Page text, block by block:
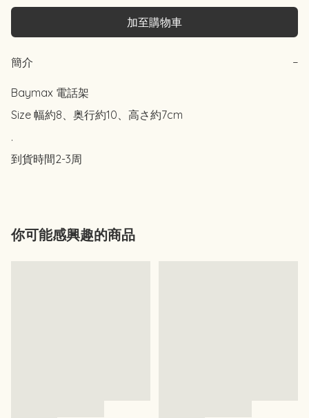
加至購物車
簡介 −
Baymax 電話架
Size 幅約8、奥行約10、高さ約7cm
.
到貨時間2-3周
你可能感興趣的商品